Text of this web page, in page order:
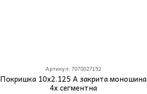
Артикул: 7070027192
Покришка 10x2.125 A закрита моношина
4х сегментна